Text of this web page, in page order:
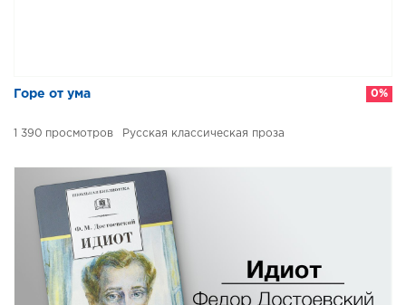
Горе от ума
1 390 Русская классическая проза
0%